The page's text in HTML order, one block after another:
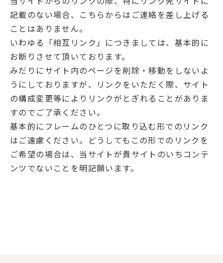
記載のない場合、こちらからはご連絡を差し上げる
ことはありません。
いわゆる「相互リンク」につきましては、基本的に
お断りさせて頂いております。
みだりにサイト内のページを削除・移動をしないよ
うにしておりますが、リンクをいただく際、サイト
の構成変更等によりリンクがとぎれることがありま
すのでご了承ください。
基本的にフレームのひとつに取り込む形でのリンク
はご遠慮ください。どうしてもこの形でのリンクを
ご希望の場合は、当サイトが貴サイトのいちコンテ
ンツでないことを明記願います。